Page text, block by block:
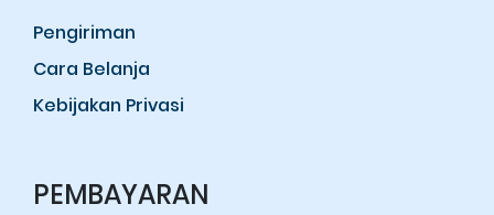
Pengiriman
Cara Belanja
Kebijakan Privasi
PEMBAYARAN